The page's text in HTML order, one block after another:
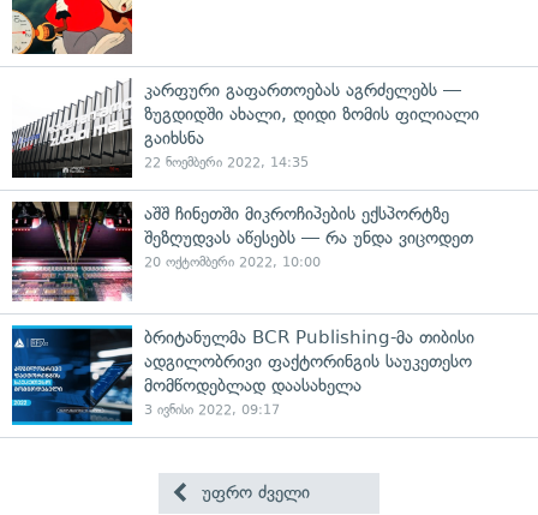
კარფური გაფართოებას აგრძელებს —
ზუგდიდში ახალი, დიდი ზომის ფილიალი
გაიხსნა
22 ნოემბერი 2022, 14:35
აშშ ჩინეთში მიკროჩიპების ექსპორტზე
შეზღუდვას აწესებს — რა უნდა ვიცოდეთ
20 ოქტომბერი 2022, 10:00
ბრიტანულმა BCR Publishing-მა თიბისი
ადგილობრივი ფაქტორინგის საუკეთესო
მომწოდებლად დაასახელა
3 ივნისი 2022, 09:17
უფრო ძველი